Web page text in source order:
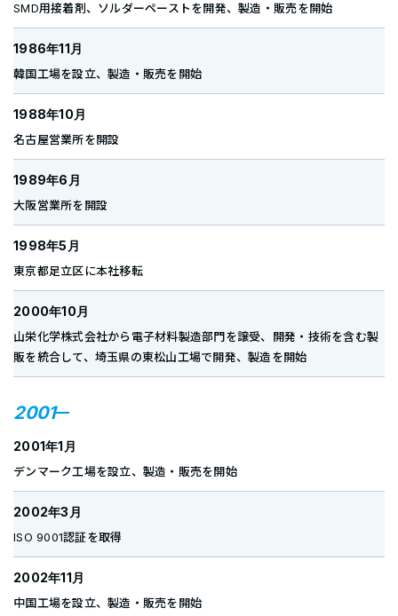
SMD用接着剤、ソルダーペーストを開発、製造・販売を開始
1986年11月
韓国工場を設立、製造・販売を開始
1988年10月
名古屋営業所を開設
1989年6月
大阪営業所を開設
1998年5月
東京都足立区に本社移転
2000年10月
山栄化学株式会社から電子材料製造部門を譲受、開発・技術を含む製
販を統合して、埼玉県の東松山工場で開発、製造を開始
2001
2001年1月
デンマーク工場を設立、製造・販売を開始
2002年3月
ISO 9001認証を取得
2002年11月
中国工場を設立、製造・販売を開始